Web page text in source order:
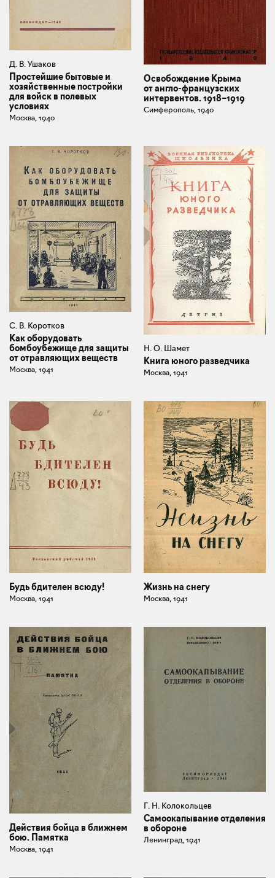
Д. В. Ушаков
Простейшие бытовые и
хозяйственные постройки
для войск в полевых
условиях
Москва, 1940
Освобождение Крыма
от англо-французских
интервентов. 1918–1919
Симферополь, 1940
С. В. Коротков
Как оборудовать
бомбоубежище для защиты
от отравляющих веществ
Москва, 1941
Н. О. Шамет
Книга юного разведчика
Москва, 1941
Будь бдителен всюду!
Москва, 1941
Жизнь на снегу
Москва, 1941
Действия бойца в ближнем
бою. Памятка
Москва, 1941
Г. Н. Колокольцев
Самоокапывание отделения
в обороне
Ленинград, 1941